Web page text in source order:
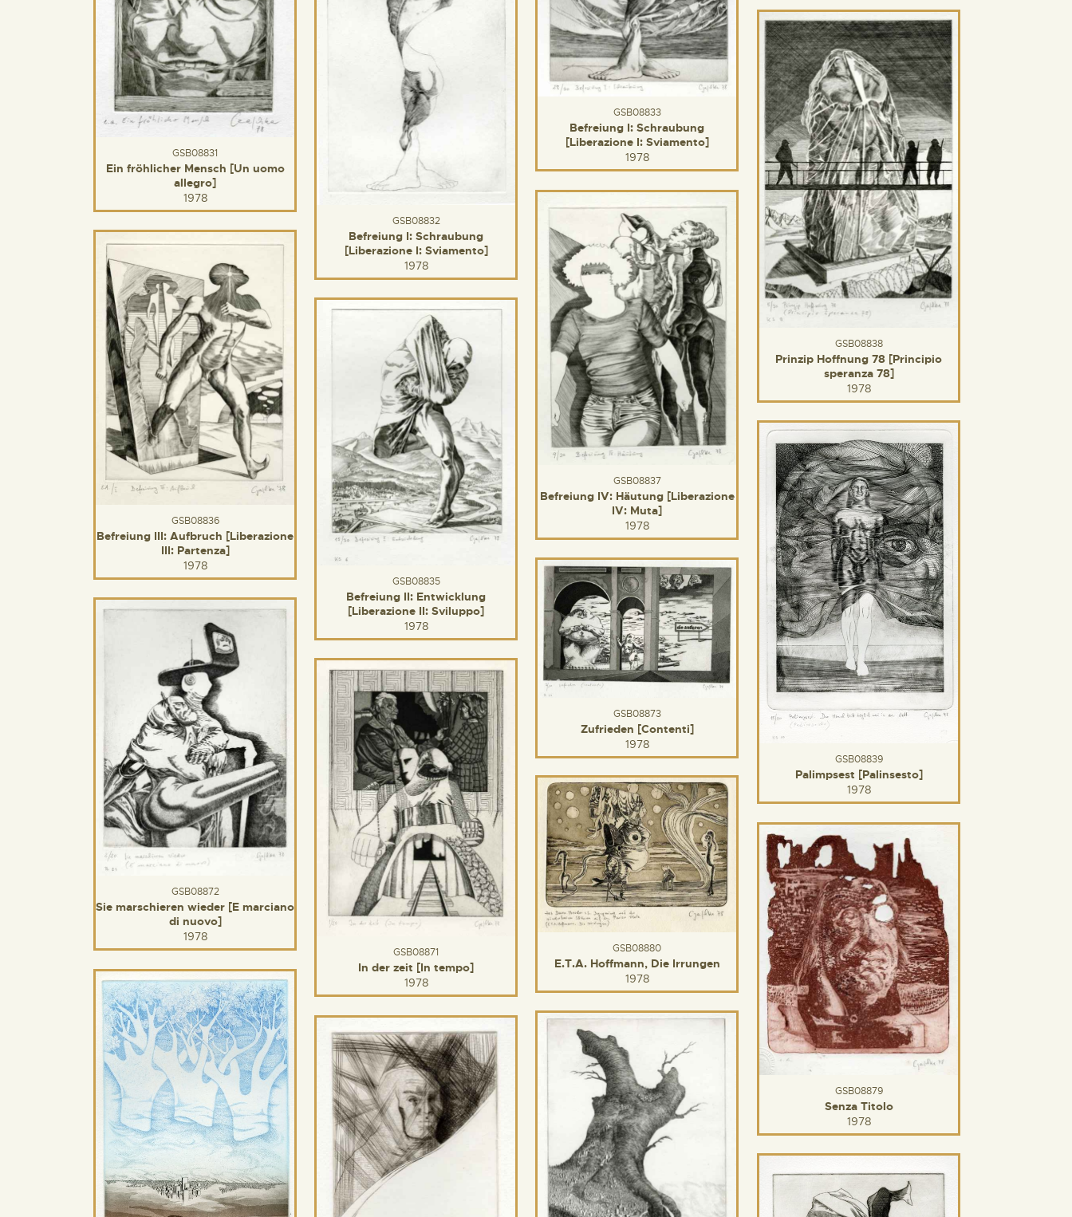
GSB08833
Befreiung I: Schraubung
[Liberazione I: Sviamento]
1978
GSB08832
Befreiung I: Schraubung
[Liberazione I: Sviamento]
1978
GSB08831
Ein fröhlicher Mensch [Un uomo
allegro]
1978
GSB08838
Prinzip Hoffnung 78 [Principio
speranza 78]
1978
GSB08837
Befreiung IV: Häutung [Liberazione
IV: Muta]
1978
GSB08836
Befreiung III: Aufbruch [Liberazione
III: Partenza]
1978
GSB08835
Befreiung II: Entwicklung
[Liberazione II: Sviluppo]
1978
GSB08839
Palimpsest [Palinsesto]
1978
GSB08873
Zufrieden [Contenti]
1978
GSB08872
Sie marschieren wieder [E marciano
di nuovo]
1978
GSB08871
In der zeit [In tempo]
1978
GSB08880
E.T.A. Hoffmann, Die Irrungen
1978
GSB08879
Senza Titolo
1978